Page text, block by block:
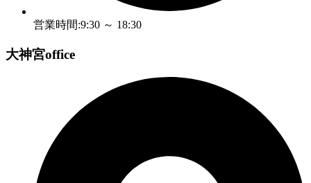
営業時間:9:30 ～ 18:30
大神宮office